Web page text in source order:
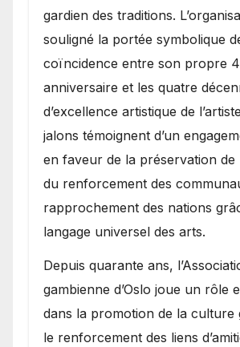
gardien des traditions.
souligné la portée symbolique
coïncidence entre son propre
anniversaire et les quatre
d’excellence artistique de
jalons témoignent d’un
en faveur de la préservation de
du renforcement des
rapprochement des nations
langage universel des arts.
​Depuis quarante ans,
gambienne d’Oslo joue un rôle
dans la promotion de la culture
le renforcement des liens